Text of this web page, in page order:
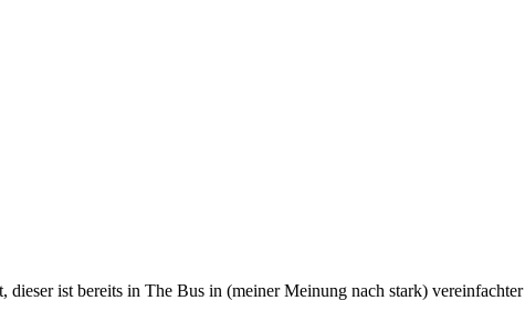
ist bereits in The Bus in (meiner Meinung nach stark) vereinfachter